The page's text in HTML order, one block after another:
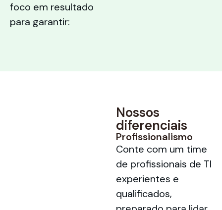
foco em resultado
para garantir:
Nossos
diferenciais
Profissionalismo
Conte com um time
de profissionais de TI
experientes e
qualificados,